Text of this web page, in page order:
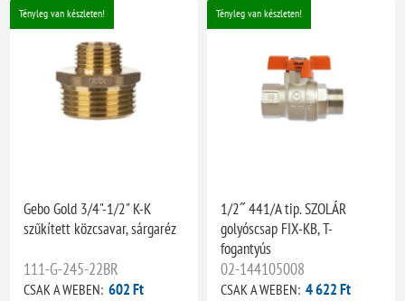
Tényleg van készleten!
Gebo Gold 3/4"-1/2" K-K
szűkített közcsavar, sárgaréz
111-G-245-22BR
CSAK A WEBEN: 602 Ft
Tényleg van készleten!
1/2˝ 441/A tip. SZOLÁR
golyóscsap FIX-KB, T-
fogantyús
02-144105008
CSAK A WEBEN: 4 622 Ft